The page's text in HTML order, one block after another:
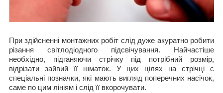
При здійсненні монтажних робіт слід дуже акуратно робити
різання світлодіодного підсвічування. Найчастіше
необхідно, підганяючи стрічку під потрібний розмір,
відрізати зайвий її шматок. У цих цілях на стрічці є
спеціальні позначки, які мають вигляд поперечних насічок,
саме по цим лініям і слід її вкорочувати.